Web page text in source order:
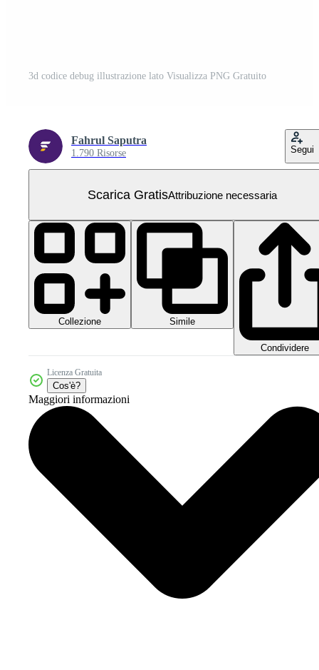
3d codice debug illustrazione lato Visualizza PNG Gratuito
Fahrul Saputra
1.790 Risorse Segui
Scarica GratisAttribuzione necessaria
Collezione Simile
Condividere
Licenza Gratuita
Cos'è?
Maggiori informazioni